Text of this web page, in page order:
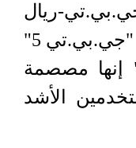
ريال
تايم 1.5"، باستخدام تقنية "جي.بي.تي 5"
إنها مصصمة
الأشد